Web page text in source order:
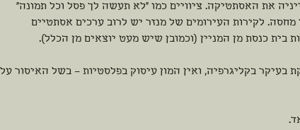
את האסתטיקה. ציוויים כמו "לא תעשה לך פסל וכל תמונה"
מחסה. לקירות העירומים של מנזר יש לרוב ערכים אסתטיים
בית כנסת מן המניין (וכמובן שיש מעט יוצאים מן הכלל).
בקליגרפיה, ואין המון עיסוק בפלסטיות – בשל האיסור על